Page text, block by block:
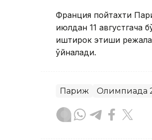
Франция пойтахти
июлдан 11 августгача
иштирок этиши
ўйналади.
Париж Олимпиада